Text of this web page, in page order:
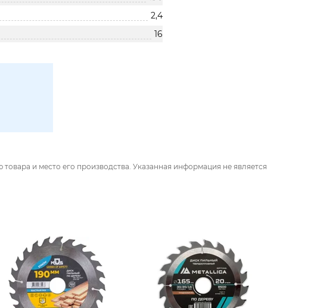
2,4
16
и место его производства. Указанная информация не является